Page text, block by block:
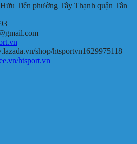
Tiến phường Tây Thạnh quận Tân
shop/htsportvn1629975118
htsport.vn